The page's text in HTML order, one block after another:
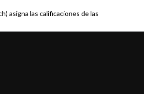
asigna las calificaciones de las
Evolución de las calificaciones de CFA no se